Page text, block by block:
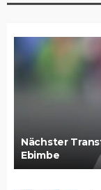
Nächster
Ebimbe